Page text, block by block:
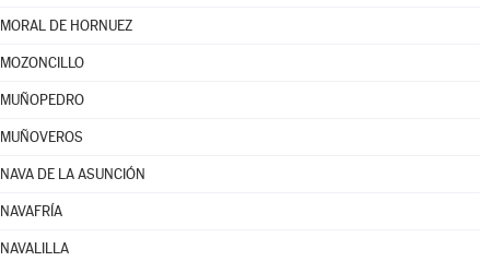
MORAL DE HORNUEZ
MOZONCILLO
MUÑOPEDRO
MUÑOVEROS
NAVA DE LA ASUNCIÓN
NAVAFRÍA
NAVALILLA